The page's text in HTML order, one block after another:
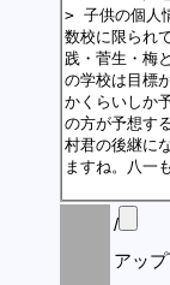
/
アッ